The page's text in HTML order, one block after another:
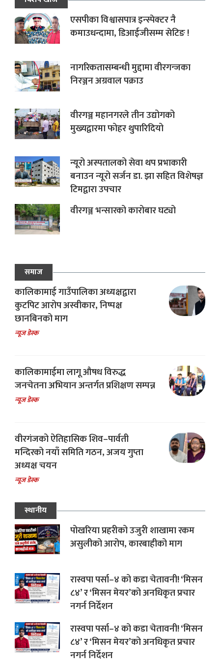
एसपीका विश्वासपात्र इन्स्पेक्टर नै
कमाउधन्दामा, डिआईजीसम्म सेटिङ !
नागरिकतासम्बन्धी मुद्दामा वीरगन्जका
निरञ्जन अग्रवाल पक्राउ
वीरगञ्ज महानगरले तीन उद्योगको
मुख्यद्वारमा फोहर थुपारिदियो
न्यूरो अस्पतालको सेवा थप प्रभाकारी
बनाउन न्यूरो सर्जन डा. झा सहित विशेषज्ञ
टिमद्वारा उपचार
वीरगञ्ज भन्सारको कारोबार घट्यो
समाज
कालिकामाई गाउँपालिका अध्यक्षद्वारा
कुटपिट आरोप अस्वीकार, निष्पक्ष
छानबिनको माग
न्यूज डेस्क
कालिकामाईमा लागू औषध विरुद्ध
जनचेतना अभियान अन्तर्गत प्रशिक्षण सम्पन्न
न्यूज डेस्क
वीरगंजको ऐतिहासिक शिव–पार्वती
मन्दिरको नयाँ समिति गठन, अजय गुप्ता
अध्यक्ष चयन
न्यूज डेस्क
स्थानीय
पोखरिया प्रहरीको उजुरी शाखामा रकम
असुलीको आरोप, कारबाहीको माग
रास्वपा पर्सा–४ को कडा चेतावनी! ‘मिसन
८४’ र ‘मिसन मेयर’को अनधिकृत प्रचार
नगर्न निर्देशन
रास्वपा पर्सा–४ को कडा चेतावनी! ‘मिसन
८४’ र ‘मिसन मेयर’को अनधिकृत प्रचार
नगर्न निर्देशन